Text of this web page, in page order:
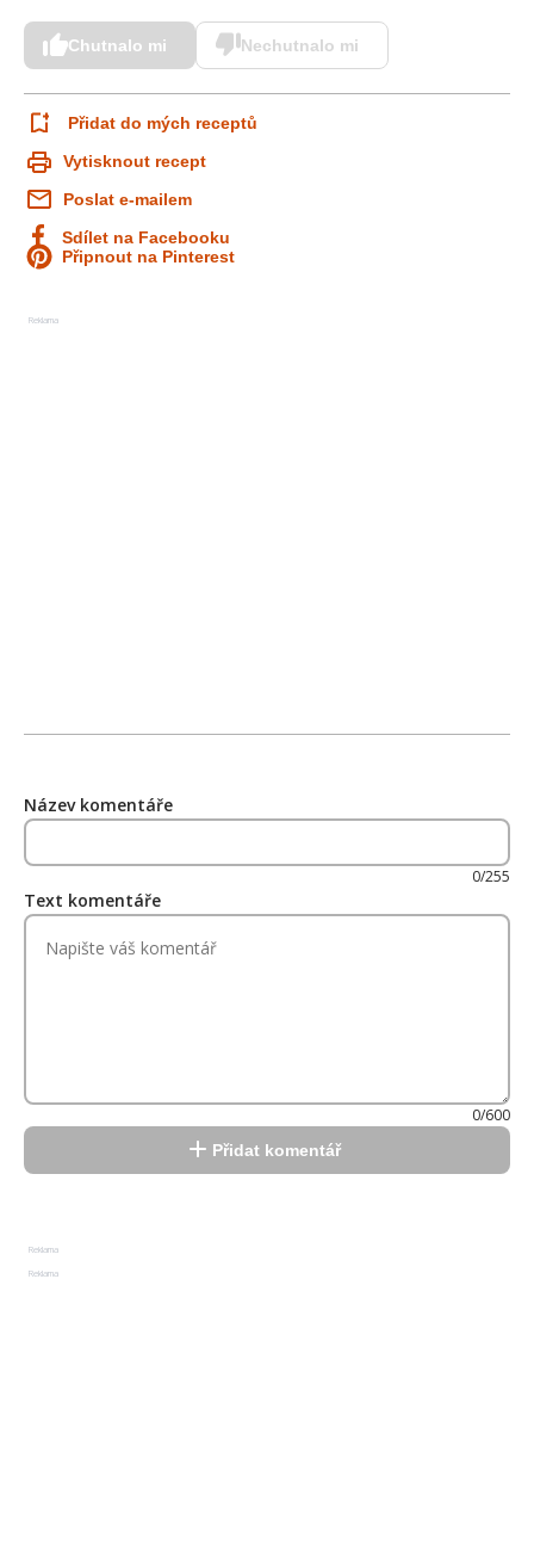
Chutnalo mi Nechutnalo mi
Přidat do mých receptů
Vytisknout recept
Poslat e-mailem
Sdílet na Facebooku
Připnout na Pinterest
Reklama
Název komentáře
0/255
Text komentáře
0/600
Přidat komentář
Reklama
Reklama